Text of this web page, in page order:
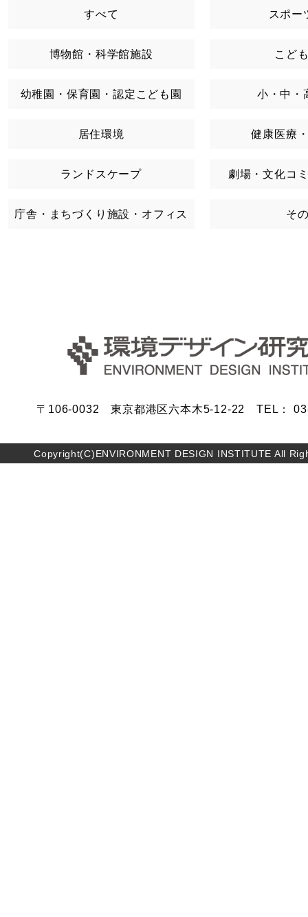
すべて スポー
博物館・科学館施設 こど
幼稚園・保育園・認定こども園 小・中・
居住環境 健康医療
ランドスケープ 劇場・文化コ
庁舎・まちづくり施設・オフィス そ
〒106-0032 東京都港区六本木5-12-22 TEL：
Copyright(C)ENVIRONMENT DESIGN INSTITUTE All